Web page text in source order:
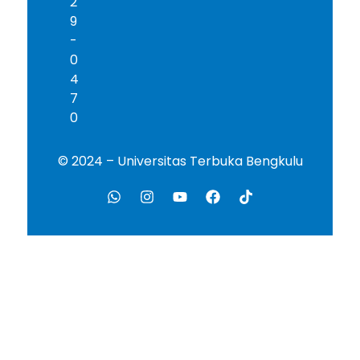
9
-
0
4
7
0
© 2024 – Universitas Terbuka Bengkulu